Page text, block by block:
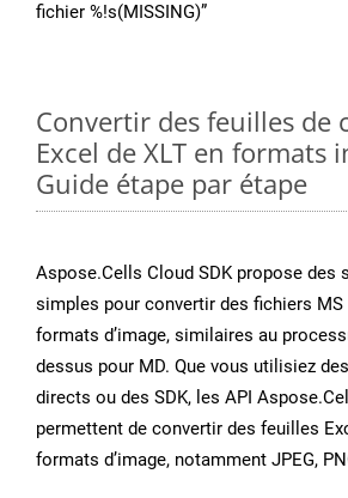
fichier %!s(MISSING)”
Convertir des feuilles de
Excel de XLT en formats
Guide étape par étape
Aspose.Cells Cloud SDK propose des
simples pour convertir des fichiers
formats d’image, similaires au
dessus pour MD. Que vous utilisiez des
directs ou des SDK, les API
permettent de convertir des feuilles
formats d’image, notamment JPEG,